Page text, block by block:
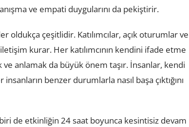
ve empati duygularını da pekiştirir.
çeşitlidir. Katılımcılar, açık oturumlar ve
kurar. Her katılımcının kendini ifade etme
anlamak da büyük önem taşır. İnsanlar, kendi
benzer durumlarla nasıl başa çıktığını
de etkinliğin 24 saat boyunca kesintisiz devam